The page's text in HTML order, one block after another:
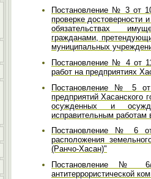
Постановление № 3 от
проверке достоверности
обязательствах
гражданами,
муниципальных
Постановление № 4 от
работ на предприятиях
Постановление № 5 от
предприятий Хасанского
осужденных и
исправительным работам
Постановление № 6
расположения
(Ранчо-Хасан)"
Постановление №
антитеррористической